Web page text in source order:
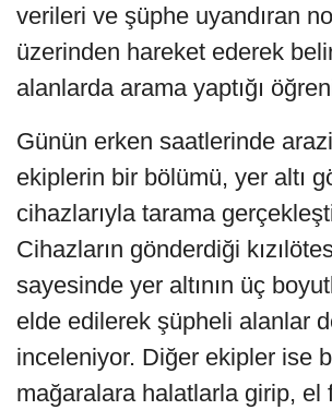
verileri ve şüphe uyandıran
üzerinden hareket ederek
alanlarda arama yaptığı
Günün erken saatlerinde
ekiplerin bir bölümü, yer altı
cihazlarıyla tarama
Cihazların gönderdiği
sayesinde yer altının üç
elde edilerek şüpheli alanlar
inceleniyor. Diğer ekipler ise
mağaralara halatlarla girip, el